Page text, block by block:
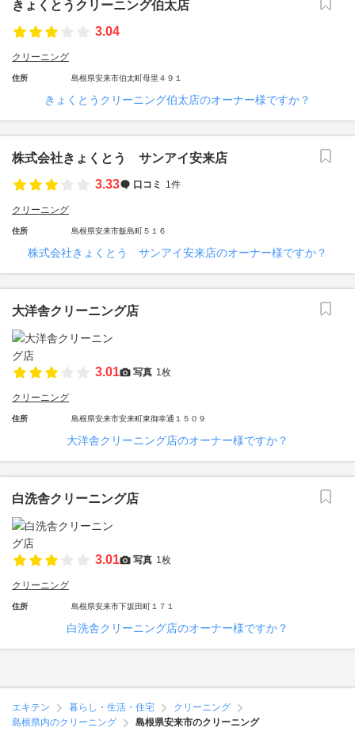
きょくとうクリーニング伯太店
3.04
クリーニング
住所 島根県安来市伯太町母里４９１
きょくとうクリーニング伯太店のオーナー様ですか？
株式会社きょくとう サンアイ安来店
3.33
口コミ 1件
クリーニング
住所 島根県安来市飯島町５１６
株式会社きょくとう サンアイ安来店のオーナー様ですか？
大洋舎クリーニング店
3.01 写真 1枚
クリーニング
住所 島根県安来市安来町東御幸通１５０９
大洋舎クリーニング店のオーナー様ですか？
白洗舎クリーニング店
3.01 写真 1枚
クリーニング
住所 島根県安来市下坂田町１７１
白洗舎クリーニング店のオーナー様ですか？
エキテン 暮らし・生活・住宅
クリーニング
島根県内のクリーニング
島根県安来市のクリーニング